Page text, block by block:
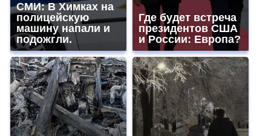
СМИ: В Химках на
полицейскую
машину напали и
подожгли.
Где будет встреча
президентов США
и России: Европа?